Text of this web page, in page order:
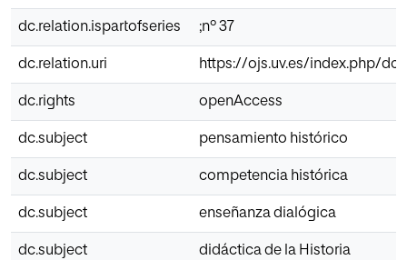
dc.relation.ispartofseries ;nº 37
dc.relation.uri https://ojs.uv.es/index.php/
dc.rights openAccess
dc.subject pensamiento histórico
dc.subject competencia histórica
dc.subject enseñanza dialógica
dc.subject didáctica de la Historia